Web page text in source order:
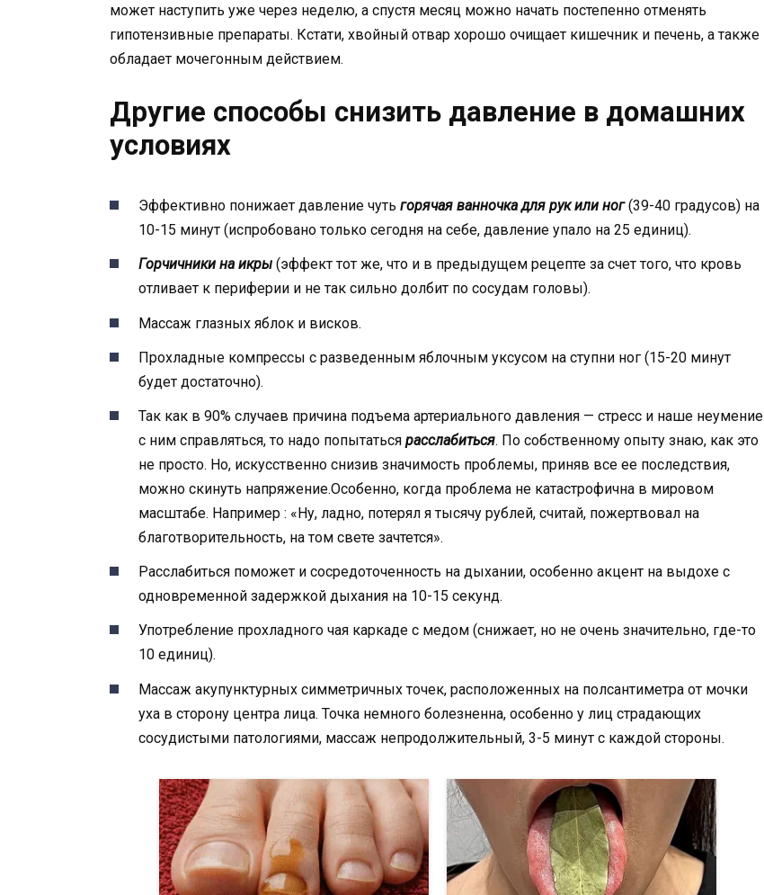
может наступить уже через неделю, а спустя месяц можно начать постепенно отменять
гипотензивные препараты. Кстати, хвойный отвар хорошо очищает кишечник и печень, а также
обладает мочегонным действием.
Другие способы снизить давление в домашних
условиях
Эффективно понижает давление чуть горячая ванночка для рук или ног(39-40 градусов) на
10-15 минут (испробовано только сегодня на себе, давление упало на 25 единиц).
Горчичники на икры (эффект тот же, что и в предыдущем рецепте за счет того, что кровь
отливает к периферии и не так сильно долбит по сосудам головы).
Массаж глазных яблок и висков.
Прохладные компрессы с разведенным яблочным уксусом на ступни ног (15-20 минут
будет достаточно).
Так как в 90% случаев причина подъема артериального давления — стресс и наше неумение
с ним справляться, то надо попытаться расслабиться. По собственному опыту знаю, как это
не просто. Но, искусственно снизив значимость проблемы, приняв все ее последствия,
можно скинуть напряжение.Особенно, когда проблема не катастрофична в мировом
масштабе. Например : «Ну, ладно, потерял я тысячу рублей, считай, пожертвовал на
благотворительность, на том свете зачтется».
Расслабиться поможет и сосредоточенность на дыхании, особенно акцент на выдохе с
одновременной задержкой дыхания на 10-15 секунд.
Употребление прохладного чая каркаде с медом (снижает, но не очень значительно, где-то
10 единиц).
Массаж акупунктурных симметричных точек, расположенных на полсантиметра от мочки
уха в сторону центра лица. Точка немного болезненна, особенно у лиц страдающих
сосудистыми патологиями, массаж непродолжительный, 3-5 минут с каждой стороны.